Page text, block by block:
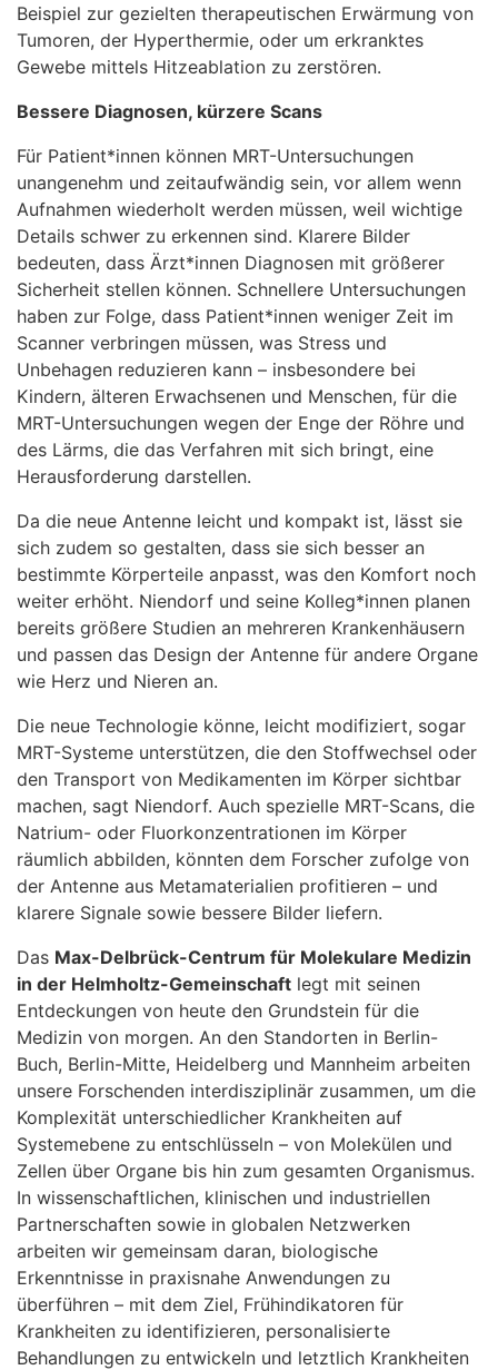
Beispiel zur gezielten therapeutischen Erwärmung von
Tumoren, der Hyperthermie, oder um erkranktes
Gewebe mittels Hitzeablation zu zerstören.
Bessere Diagnosen, kürzere Scans
Für Patient*innen können MRT-Untersuchungen
unangenehm und zeitaufwändig sein, vor allem wenn
Aufnahmen wiederholt werden müssen, weil wichtige
Details schwer zu erkennen sind. Klarere Bilder
bedeuten, dass Ärzt*innen Diagnosen mit größerer
Sicherheit stellen können. Schnellere Untersuchungen
haben zur Folge, dass Patient*innen weniger Zeit im
Scanner verbringen müssen, was Stress und
Unbehagen reduzieren kann – insbesondere bei
Kindern, älteren Erwachsenen und Menschen, für die
MRT-Untersuchungen wegen der Enge der Röhre und
des Lärms, die das Verfahren mit sich bringt, eine
Herausforderung darstellen.
Da die neue Antenne leicht und kompakt ist, lässt sie
sich zudem so gestalten, dass sie sich besser an
bestimmte Körperteile anpasst, was den Komfort noch
weiter erhöht. Niendorf und seine Kolleg*innen planen
bereits größere Studien an mehreren Krankenhäusern
und passen das Design der Antenne für andere Organe
wie Herz und Nieren an.
Die neue Technologie könne, leicht modifiziert, sogar
MRT-Systeme unterstützen, die den Stoffwechsel oder
den Transport von Medikamenten im Körper sichtbar
machen, sagt Niendorf. Auch spezielle MRT-Scans, die
Natrium- oder Fluorkonzentrationen im Körper
räumlich abbilden, könnten dem Forscher zufolge von
der Antenne aus Metamaterialien profitieren – und
klarere Signale sowie bessere Bilder liefern.
Das Max-Delbrück-Centrum für Molekulare Medizin
in der Helmholtz-Gemeinschaft legt mit seinen
Entdeckungen von heute den Grundstein für die
Medizin von morgen. An den Standorten in Berlin-
Buch, Berlin-Mitte, Heidelberg und Mannheim arbeiten
unsere Forschenden interdisziplinär zusammen, um die
Komplexität unterschiedlicher Krankheiten auf
Systemebene zu entschlüsseln – von Molekülen und
Zellen über Organe bis hin zum gesamten Organismus.
In wissenschaftlichen, klinischen und industriellen
Partnerschaften sowie in globalen Netzwerken
arbeiten wir gemeinsam daran, biologische
Erkenntnisse in praxisnahe Anwendungen zu
überführen – mit dem Ziel, Frühindikatoren für
Krankheiten zu identifizieren, personalisierte
Behandlungen zu entwickeln und letztlich Krankheiten